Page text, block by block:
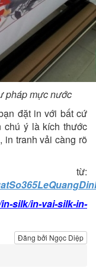
pháp mực nước
đặt in với bất cứ
chú ý là kích thước
in tranh vải càng rõ
từ:
silk/in-vai-silk-in-
Đăng bởi Ngọc Diệp